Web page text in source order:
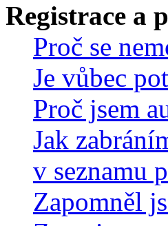
Registrace a
Proč se
Je vůbec
Proč jsem
Jak
v seznamu
Zapomněl